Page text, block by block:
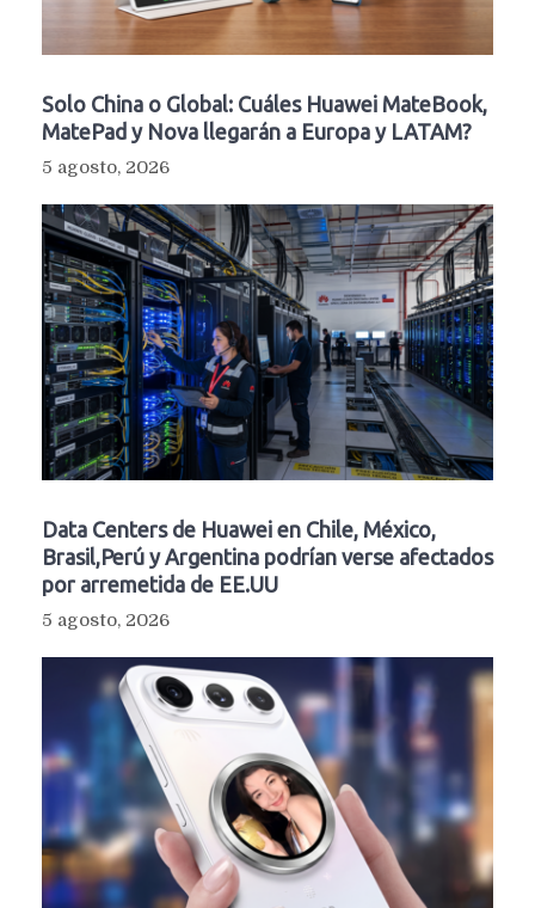
Solo China o Global: Cuáles Huawei MateBook,
MatePad y Nova llegarán a Europa y LATAM?
5 agosto, 2026
Data Centers de Huawei en Chile, México,
Brasil,Perú y Argentina podrían verse afectados
por arremetida de EE.UU
5 agosto, 2026